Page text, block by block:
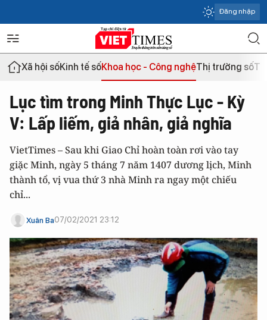
Đăng nhập
Xã hội sốKinh tế sốKhoa học - Công nghệThị trường số
Lục tìm trong Minh Thực Lục - Kỳ
V: Lấp liếm, giả nhân, giả nghĩa
VietTimes – Sau khi Giao Chỉ hoàn toàn rơi vào tay
giặc Minh, ngày 5 tháng 7 năm 1407 dương lịch, Minh
thành tổ, vị vua thứ 3 nhà Minh ra ngay một chiếu
chỉ...
Xuân Ba07/02/2021 23:12